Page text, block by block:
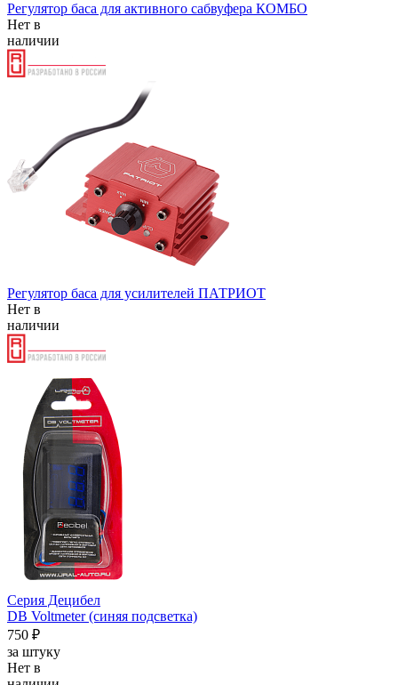
Регулятор баса для активного сабвуфера КОМБО
Нет в
наличии
Регулятор баса для усилителей ПАТРИОТ
Нет в
наличии
Серия Децибел
DB Voltmeter (синяя подсветка)
750 ₽
за штуку
Нет в